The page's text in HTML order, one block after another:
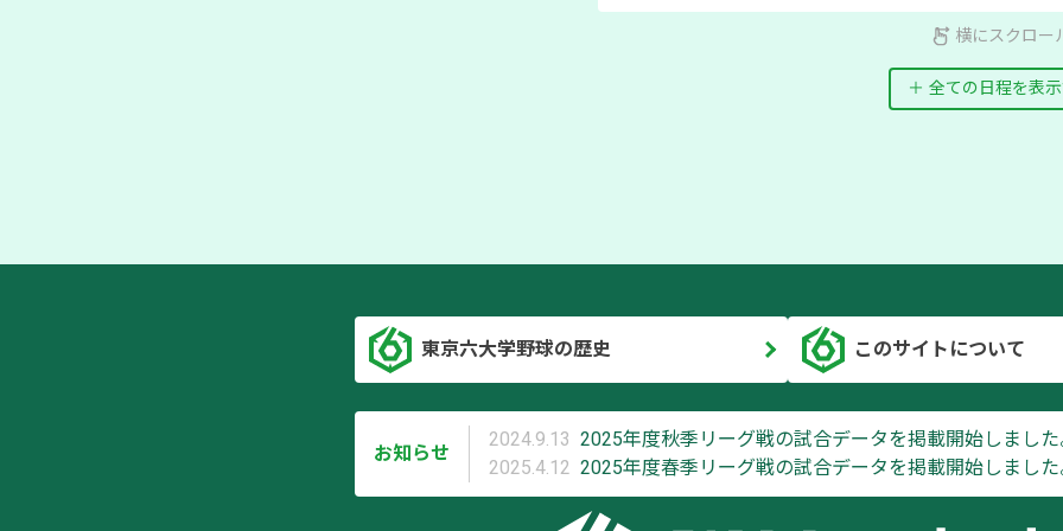
横にスクロー
全ての日程を表
東京六大学野球の歴史 このサイトについて
お知らせ
2024.9.13 2025年度秋季リーグ戦の試合データを掲載開始しました
2025.4.12 2025年度春季リーグ戦の試合データを掲載開始しました